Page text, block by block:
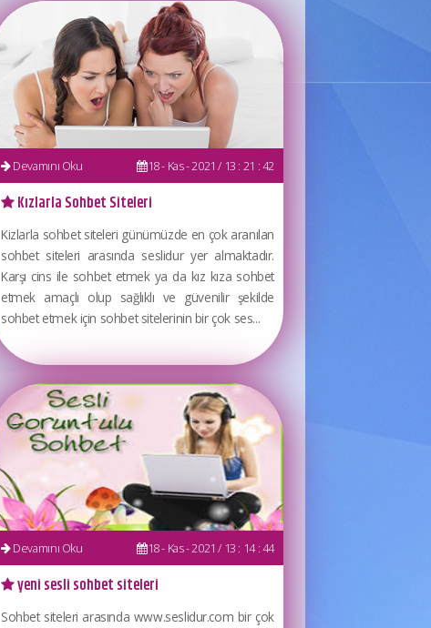
Kızlarla Sohbet Siteleri
Kizlarla sohbet siteleri günümüzde en çok aranılan
sohbet siteleri arasında seslidur yer almaktadır.
Karşı cins ile sohbet etmek ya da kız kıza sohbet
etmek amaçlı olup sağlıklı ve güvenilir şekilde
sohbet etmek için sohbet sitelerinin bir çok ses...
Devamını Oku 18 - Kas - 2021 / 13 : 21 : 42
yeni sesli sohbet siteleri
Sohbet siteleri arasında www.seslidur.com bir çok
Devamını Oku 18 - Kas - 2021 / 13 : 14 : 44